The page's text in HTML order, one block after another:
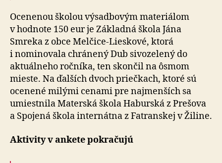
Ocenenou školou výsadbovým materiálom
v hodnote 150 eur je Základná škola Jána
Smreka z obce Melčice-Lieskové, ktorá
i nominovala chránený Dub sivozelený do
aktuálneho ročníka, ten skončil na ôsmom
mieste. Na ďalších dvoch priečkach, ktoré sú
ocenené milými cenami pre najmenších sa
umiestnila Materská škola Haburská z Prešova
a Spojená škola internátna z Fatranskej v Žiline.
Aktivity v ankete pokračujú